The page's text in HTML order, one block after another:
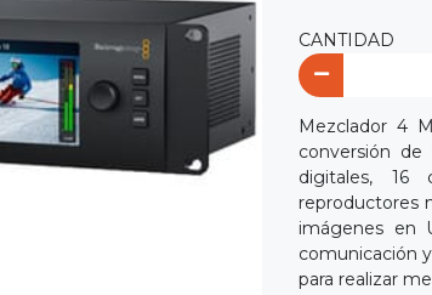
CANTIDAD
Mezclador 4
conversión de
digitales, 16
reproductores
imágenes en
comunicación
para realizar